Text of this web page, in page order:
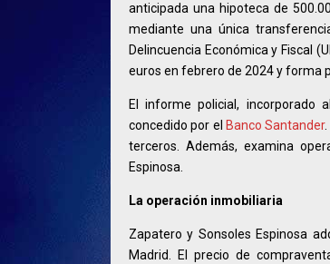
anticipada una hipoteca de
mediante una única
Delincuencia Económica y Fiscal
euros en febrero de 2024 y forma
El informe policial, incorporado al
concedido por el Banco Santander
terceros. Además, examina
Espinosa.
La operación inmobiliaria
Zapatero y Sonsoles Espinosa
Madrid. El precio de